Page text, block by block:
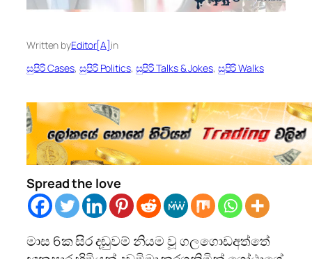
Written byEditor[A] in
සුපිරි Cases, සුපිරි Politics, සුපිරි Talks & Jokes, සුපිරි Walks
Spread the love
මාස 6ක සිර දඬුවම් නියම වූ ගලගොඩඅත්තේ